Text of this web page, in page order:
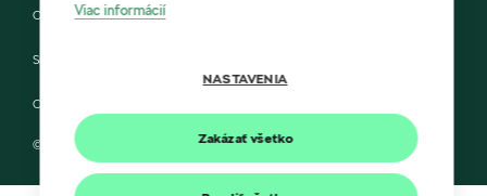
Ochrana údajov
Smernica Cookie
Compliance a integrita
© 2022 Porsche Inter Auto Slovakia a Škoda Auto Slovensko s.r.o.
Viac informácií
NASTAVENIA
Zakázať všetko